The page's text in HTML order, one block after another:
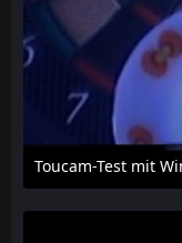
Toucam-Test mit
18. März